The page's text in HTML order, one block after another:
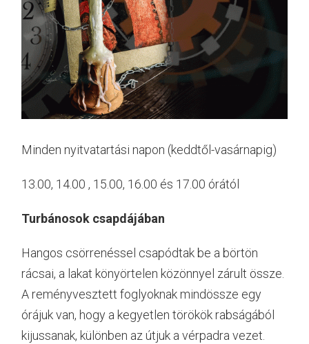
Minden nyitvatartási napon (keddtől-vasárnapig)
13.00, 14.00 , 15.00, 16.00 és 17.00 órától
Turbánosok csapdájában
Hangos csörrenéssel csapódtak be a börtön
rácsai, a lakat könyörtelen közönnyel zárult össze.
A reményvesztett foglyoknak mindössze egy
órájuk van, hogy a kegyetlen törökök rabságából
kijussanak, különben az útjuk a vérpadra vezet.